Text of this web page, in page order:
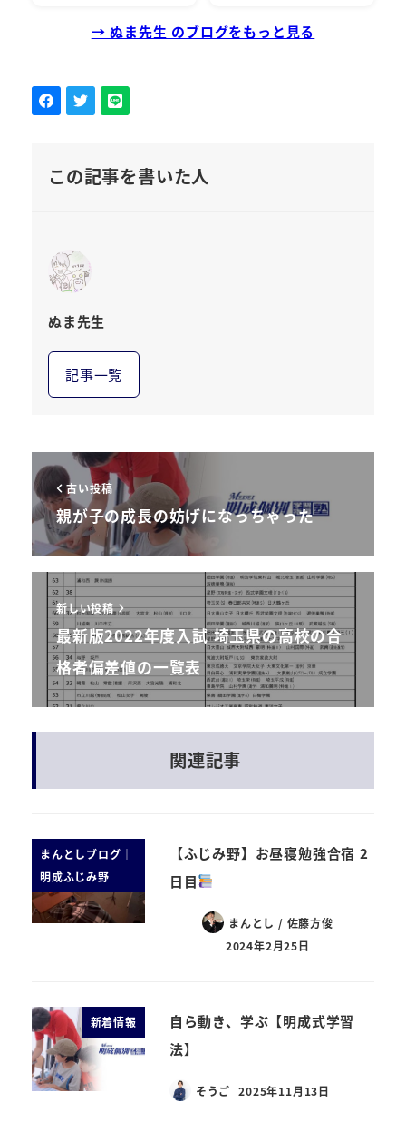
→ ぬま先生 のブログをもっと見る
この記事を書いた人
ぬま先生
記事一覧
古い投稿
親が子の成長の妨げになっちゃった
新しい投稿
最新版2022年度入試 埼玉県の高校の合
格者偏差値の一覧表
関連記事
まんとしブログ｜
明成ふじみ野
【ふじみ野】お昼寝勉強合宿 2
日目
まんとし / 佐藤方俊
2024年2月25日
新着情報
自ら動き、学ぶ【明成式学習
法】
そうご 2025年11月13日